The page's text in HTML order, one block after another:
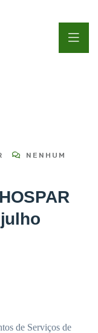
NENHUM
de Serviços de